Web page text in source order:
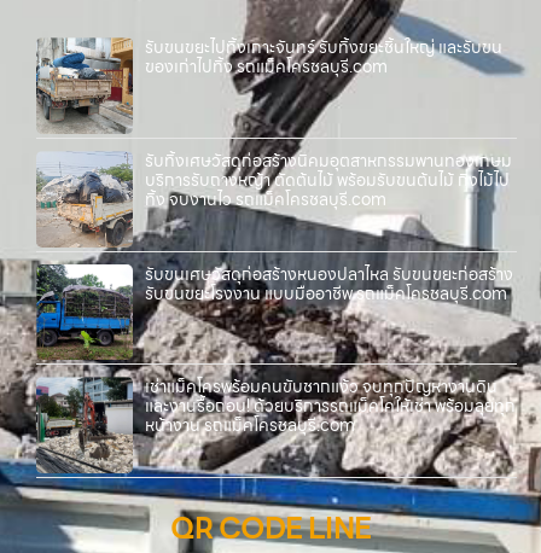
รับขนขยะไปทิ้งเกาะจันทร์ รับทิ้งขยะชิ้นใหญ่ และรับขน
ของเก่าไปทิ้ง รถแม็คโครชลบุรี.com
รับทิ้งเศษวัสดุก่อสร้างนิคมอุตสาหกรรมพานทองเกษม
บริการรับถางหญ้า ตัดต้นไม้ พร้อมรับขนต้นไม้ กิ่งไม้ไป
ทิ้ง จบงานไว รถแม็คโครชลบุรี.com
รับขนเศษวัสดุก่อสร้างหนองปลาไหล รับขนขยะก่อสร้าง
รับขนขยะโรงงาน แบบมืออาชีพ รถแม็คโครชลบุรี.com
เช่าแม็คโครพร้อมคนขับชากแง้ว จบทุกปัญหางานดิน
และงานรื้อถอน! ด้วยบริการรถแม็คโคให้เช่า พร้อมลุยทุก
หน้างาน รถแม็คโครชลบุรี.com
QR CODE LINE